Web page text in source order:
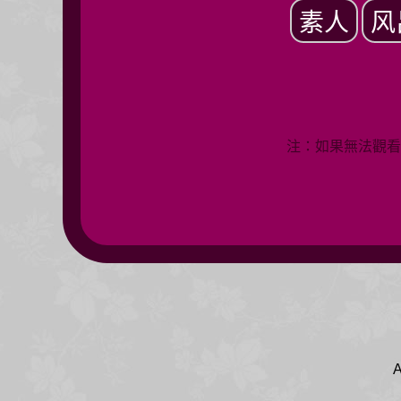
素人
注：如果無法觀